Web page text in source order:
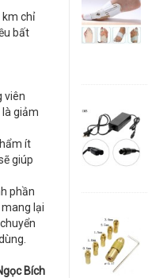
km chỉ
bất
viên
giảm
ít
giúp
phần
lại
Bích